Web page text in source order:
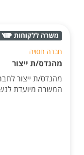
חברה חסויה
מהנדס/ת ייצור
מהנדס/ת ייצור
המשרה מיועדת